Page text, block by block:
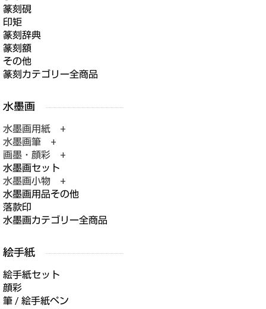
篆刻硯
印矩
篆刻辞典
篆刻額
その他
篆刻カテゴリー全商品
水墨画用紙 +
水墨画筆 +
画墨・顔彩 +
水墨画セット
水墨画小物 +
水墨画用品その他
落款印
水墨画カテゴリー全商品
絵手紙セット
顔彩
筆 / 絵手紙ペン